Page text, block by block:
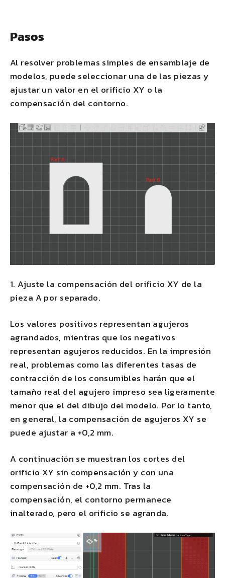
Pasos
Al resolver problemas simples de ensamblaje de
modelos, puede seleccionar una de las piezas y
ajustar un valor en el orificio XY o la
compensación del contorno.
1. Ajuste la compensación del orificio XY de la
pieza A por separado.
Los valores positivos representan agujeros
agrandados, mientras que los negativos
representan agujeros reducidos. En la impresión
real, problemas como las diferentes tasas de
contracción de los consumibles harán que el
tamaño real del agujero impreso sea ligeramente
menor que el del dibujo del modelo. Por lo tanto,
en general, la compensación de agujeros XY se
puede ajustar a +0,2 mm.
A continuación se muestran los cortes del
orificio XY sin compensación y con una
compensación de +0,2 mm. Tras la
compensación, el contorno permanece
inalterado, pero el orificio se agranda.